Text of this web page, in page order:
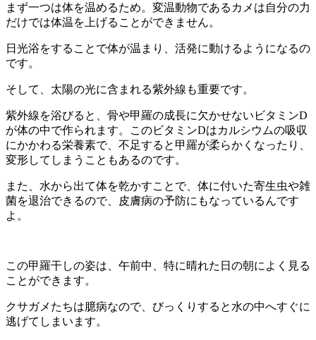
まず一つは体を温めるため。変温動物であるカメは自分の力
だけでは体温を上げることができません。
日光浴をすることで体が温まり、活発に動けるようになるの
です。
そして、太陽の光に含まれる紫外線も重要です。
紫外線を浴びると、骨や甲羅の成長に欠かせないビタミンD
が体の中で作られます。このビタミンDはカルシウムの吸収
にかかわる栄養素で、不足すると甲羅が柔らかくなったり、
変形してしまうこともあるのです。
また、水から出て体を乾かすことで、体に付いた寄生虫や雑
菌を退治できるので、皮膚病の予防にもなっているんです
よ。
この甲羅干しの姿は、午前中、特に晴れた日の朝によく見る
ことができます。
クサガメたちは臆病なので、びっくりすると水の中へすぐに
逃げてしまいます。